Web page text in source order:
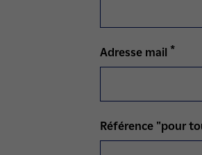
Adresse mail *
Référence "pour